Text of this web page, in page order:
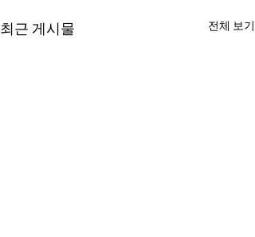
최근 게시물 전체 보기